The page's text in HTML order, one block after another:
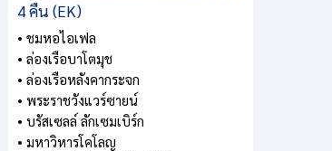
4 คืน (EK)
• ชมหอไอเฟล
• ล่องเรือบาโตมุช
• ล่องเรือหลังคากระจก
• พระราชวังแวร์ซายน์
• บรัสเซลล์ ลักเซมเบิร์ก
• มหาวิหารโคโลญ